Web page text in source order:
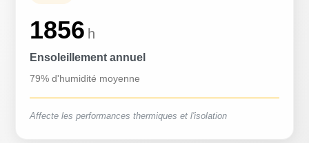
1856 h
Ensoleillement annuel
79% d'humidité moyenne
Affecte les performances thermiques et l'isolation